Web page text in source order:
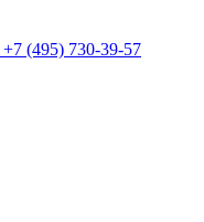
+7 (495) 730-39-57